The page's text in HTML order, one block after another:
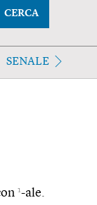
CERCA
SENALE
1-ale.